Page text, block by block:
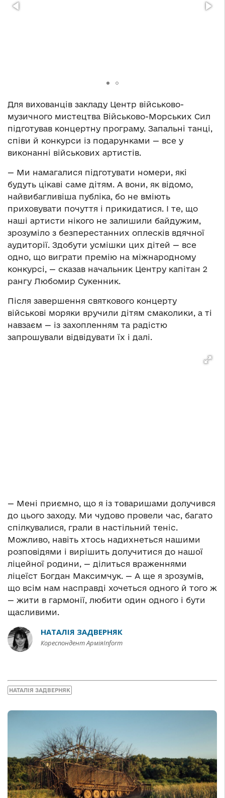
Для вихованців закладу Центр військово-
музичного мистецтва Військово-Морських Сил
підготував концертну програму. Запальні танці,
співи й конкурси із подарунками — все у
виконанні військових артистів.
— Ми намагалися підготувати номери, які
будуть цікаві саме дітям. А вони, як відомо,
найвибагливіша публіка, бо не вміють
приховувати почуття і прикидатися. І те, що
наші артисти нікого не залишили байдужим,
зрозуміло з безперестанних оплесків вдячної
аудиторії. Здобути усмішки цих дітей — все
одно, що виграти премію на міжнародному
конкурсі, — сказав начальник Центру капітан 2
рангу Любомир Сукенник.
Після завершення святкового концерту
військові моряки вручили дітям смаколики, а ті
навзаєм — із захопленням та радістю
запрошували відвідувати їх і далі.
— Мені приємно, що я із товаришами долучився
до цього заходу. Ми чудово провели час, багато
спілкувалися, грали в настільний теніс.
Можливо, навіть хтось надихнеться нашими
розповідями і вирішить долучитися до нашої
ліцейної родини, — ділиться враженнями
ліцеїст Богдан Максимчук. — А ще я зрозумів,
що всім нам насправді хочеться одного й того ж
— жити в гармонії, любити один одного і бути
щасливими.
НАТАЛІЯ ЗАДВЕРНЯК
Кореспондент АрміяInform
НАТАЛІЯ ЗАДВЕРНЯК